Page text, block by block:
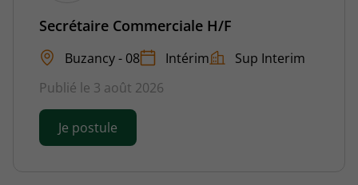
Secrétaire Commerciale H/F
Buzancy - 08 Intérim
Sup Interim
Publié le 3 août 2026
Je postule